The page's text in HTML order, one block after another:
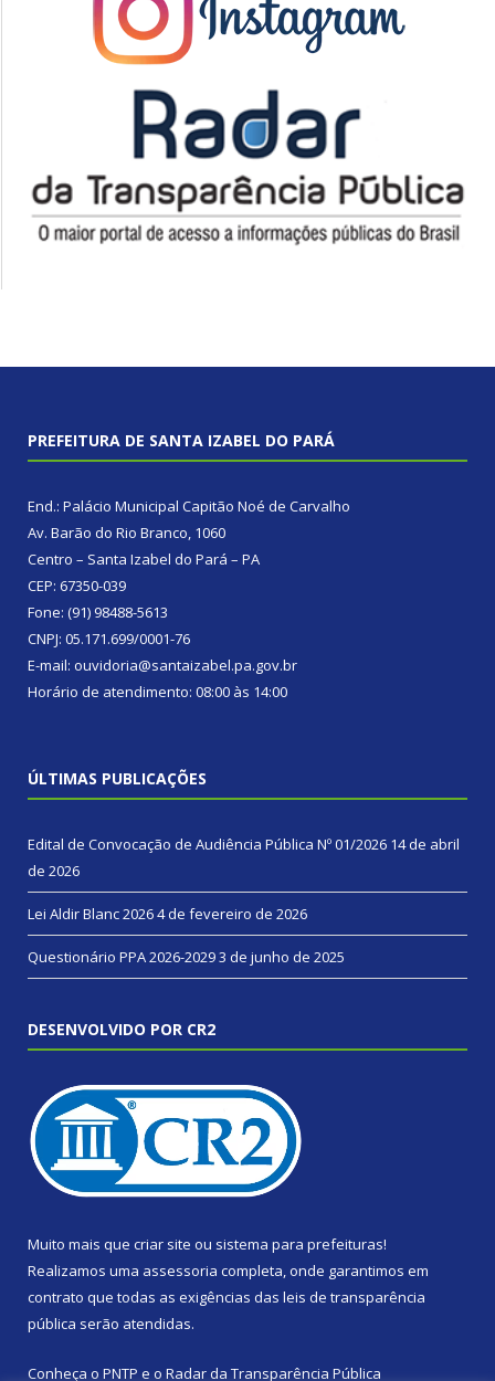
PREFEITURA DE SANTA IZABEL DO PARÁ
End.: Palácio Municipal Capitão Noé de Carvalho
Av. Barão do Rio Branco, 1060
Centro – Santa Izabel do Pará – PA
CEP: 67350-039
Fone: (91) 98488-5613
CNPJ: 05.171.699/0001-76
E-mail: ouvidoria@santaizabel.pa.gov.br
Horário de atendimento: 08:00 às 14:00
ÚLTIMAS PUBLICAÇÕES
Edital de Convocação de Audiência Pública Nº 01/2026 14 de abril
de 2026
Lei Aldir Blanc 20264 de fevereiro de 2026
Questionário PPA 2026-20293 de junho de 2025
DESENVOLVIDO POR CR2
Muito mais que criar site ou sistema para prefeituras!
Realizamos uma assessoria completa, onde garantimos em
contrato que todas as exigências das leis de transparência
pública serão atendidas.
Conheça o PNTP e o Radar da Transparência Pública